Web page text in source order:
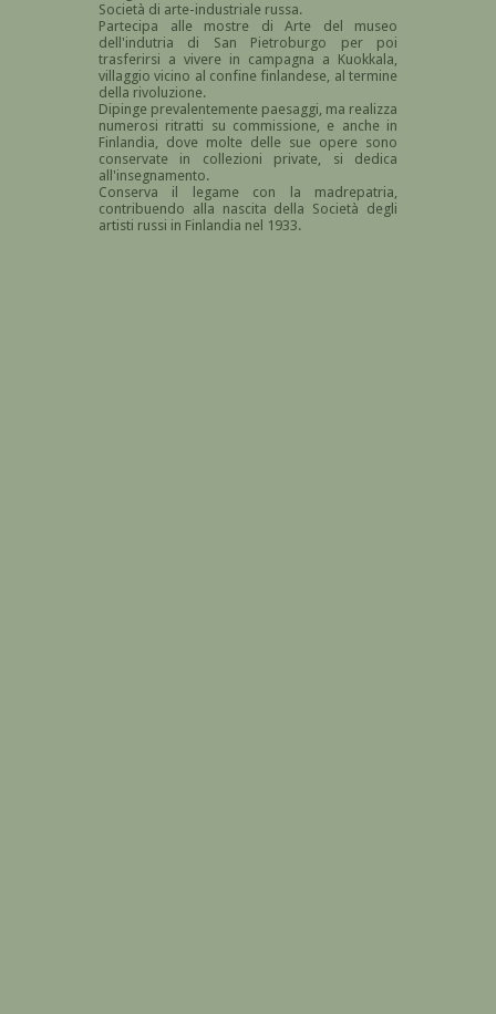
Società di arte-industriale russa.
Partecipa alle mostre di Arte del museo
dell'indutria di San Pietroburgo per poi
trasferirsi a vivere in campagna a Kuokkala,
villaggio vicino al confine finlandese, al termine
della rivoluzione.
Dipinge prevalentemente paesaggi, ma realizza
numerosi ritratti su commissione, e anche in
Finlandia, dove molte delle sue opere sono
conservate in collezioni private, si dedica
all'insegnamento.
Conserva il legame con la madrepatria,
contribuendo alla nascita della Società degli
artisti russi in Finlandia nel 1933.